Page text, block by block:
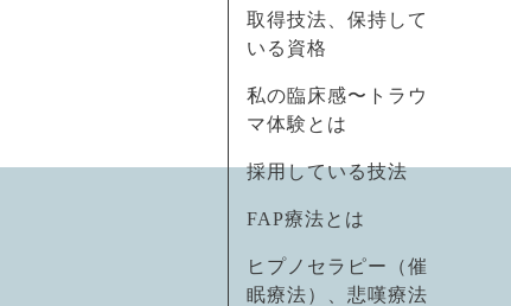
取得技法、保持して
いる資格
私の臨床感〜トラウ
マ体験とは
採用している技法
FAP療法とは
ヒプノセラピー（催
眠療法）、悲嘆療法